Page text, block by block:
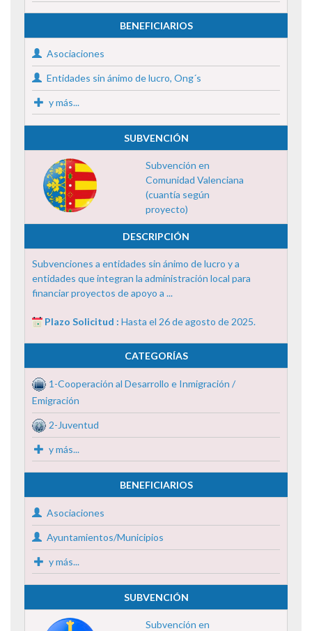
BENEFICIARIOS
Asociaciones
Entidades sin ánimo de lucro, Ong´s
y más...
SUBVENCIÓN
Subvención en
Comunidad Valenciana
(cuantía según
proyecto)
DESCRIPCIÓN
Subvenciones a entidades sin ánimo de lucro y a
entidades que integran la administración local para
financiar proyectos de apoyo a ...
Plazo Solicitud : Hasta el 26 de agosto de 2025.
CATEGORÍAS
1-Cooperación al Desarrollo e Inmigración /
Emigración
2-Juventud
y más...
BENEFICIARIOS
Asociaciones
Ayuntamientos/Municipios
y más...
SUBVENCIÓN
Subvención en